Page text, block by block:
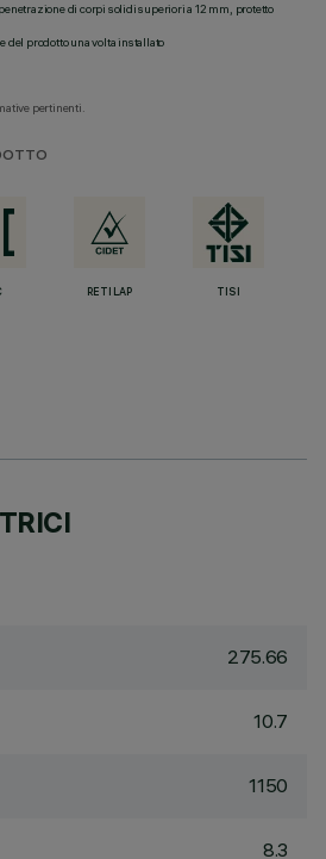
di corpi solidi superiori a 12 mm, protetto
del prodotto una volta installato
pertinenti.
RETILAP TISI
275.66
10.7
1150
8.3